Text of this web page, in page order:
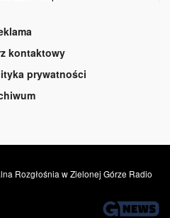
kontaktowy
prywatności
Rozgłośnia w Zielonej Górze Radio